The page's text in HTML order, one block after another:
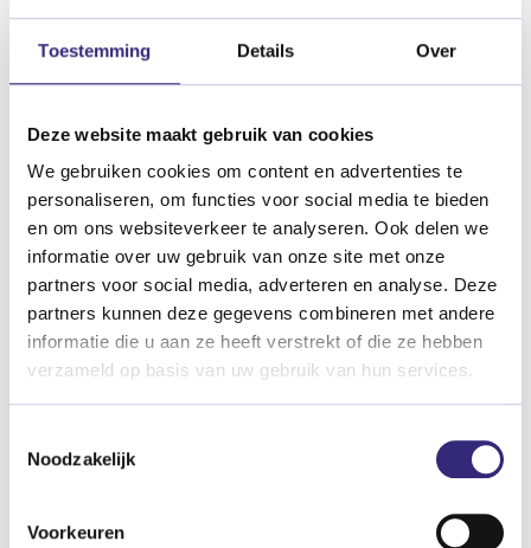
Toestemming Details Over
Deze website maakt gebruik van cookies
We gebruiken cookies om content en advertenties te
personaliseren, om functies voor social media te bieden
en om ons websiteverkeer te analyseren. Ook delen we
informatie over uw gebruik van onze site met onze
partners voor social media, adverteren en analyse. Deze
partners kunnen deze gegevens combineren met andere
informatie die u aan ze heeft verstrekt of die ze hebben
verzameld op basis van uw gebruik van hun services.
Noodzakelijk
Voorkeuren